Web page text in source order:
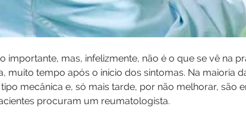
importante, mas, infelizmente, não é o que se vê na
muito tempo após o início dos sintomas. Na maioria
mecânica e, só mais tarde, por não melhorar, são
procuram um reumatologista.